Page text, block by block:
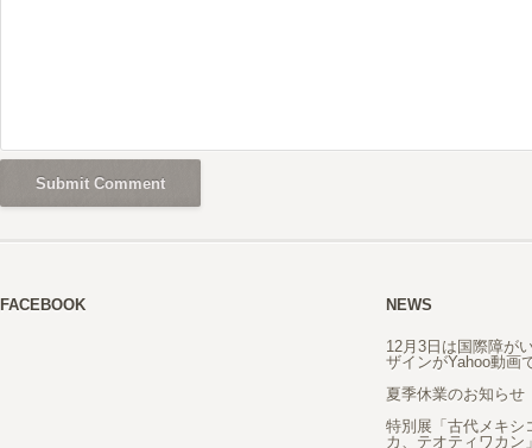
FACEBOOK NEWS
12月3日は国際障が
ザインがYahoo動画
夏季休業のお知らせ
特別展「古代メキ
カ、テオティワカン